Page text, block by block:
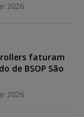
2026
rollers faturam
de BSOP São
2026